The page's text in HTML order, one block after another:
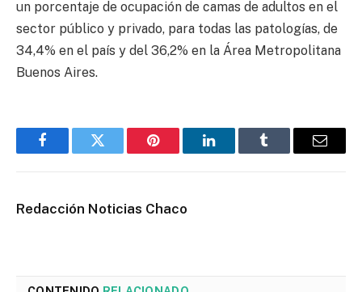
un porcentaje de ocupación de camas de adultos en el
sector público y privado, para todas las patologías, de
34,4% en el país y del 36,2% en la Área Metropolitana
Buenos Aires.
FacebookTwitter Pinterest LinkedInTumblr Email
Redacción Noticias Chaco